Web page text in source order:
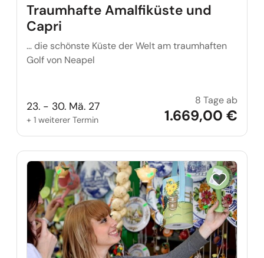
Traumhafte Amalfiküste und
Capri
… die schönste Küste der Welt am traumhaften
Golf von Neapel
23. - 30. Mä. 27
+ 1 weiterer Termin
8 Tage ab
1.669,00 €
Reise auf